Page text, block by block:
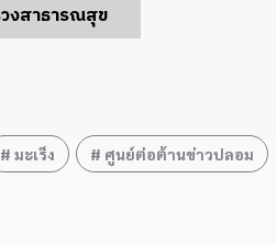
งสาธารณสุข
มะเร็ง ศูนย์ต่อต้านข่าวปลอม